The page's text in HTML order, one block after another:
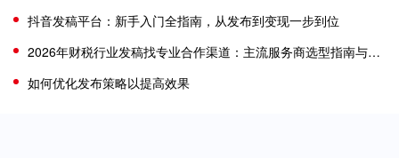
抖音发稿平台：新手入门全指南，从发布到变现一步到位
2026年财税行业发稿找专业合作渠道：主流服务商选型指南与核心能力评析
如何优化发布策略以提高效果